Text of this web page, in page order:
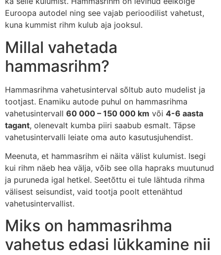
Euroopa autodel ning see vajab perioodilist vahetust,
kuna kummist rihm kulub aja jooksul.
Millal vahetada
hammasrihm?
Hammasrihma vahetusinterval sõltub auto mudelist ja
tootjast. Enamiku autode puhul on hammasrihma
vahetusintervall 60 000 – 150 000 km või 4-6 aasta
tagant, olenevalt kumba piiri saabub esmalt. Täpse
vahetusintervalli leiate oma auto kasutusjuhendist.
Meenuta, et hammasrihm ei näita välist kulumist. Isegi
kui rihm näeb hea välja, võib see olla hapraks muutunud
ja puruneda igal hetkel. Seetõttu ei tule lähtuda rihma
välisest seisundist, vaid tootja poolt ettenähtud
vahetus­intervallist.
Miks on hammasrihma
vahetus edasi lükkamine nii